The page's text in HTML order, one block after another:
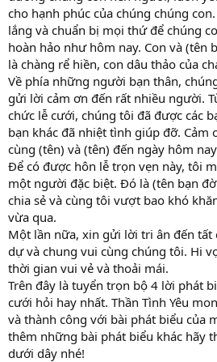
cho hạnh phúc của chúng chúng
lắng và chuẩn bị mọi thứ để chúng
hoàn hảo như hôm nay. Con và (tên
là chàng rể hiền, con dâu thảo của
Về phía những người bạn thân,
gửi lời cảm ơn đến rất nhiều người.
chức lễ cưới, chúng tôi đã được các
bạn khác đã nhiệt tình giúp đỡ. Cảm
cùng (tên) và (tên) đến ngày hôm
Để có được hôn lễ trọn vẹn này, tôi
một người đặc biệt. Đó là (tên bạn
chia sẻ và cùng tôi vượt bao khó
vừa qua.
Một lần nữa, xin gửi lời tri ân đến tất
dự và chung vui cùng chúng tôi. Hi
thời gian vui vẻ và thoải mái.
Trên đây là tuyển trọn bộ 4 lời phát
cưới hỏi hay nhất. Thần Tình Yêu
và thành công với bài phát biểu của
thêm những bài phát biểu khác hãy
dưới dây nhé!